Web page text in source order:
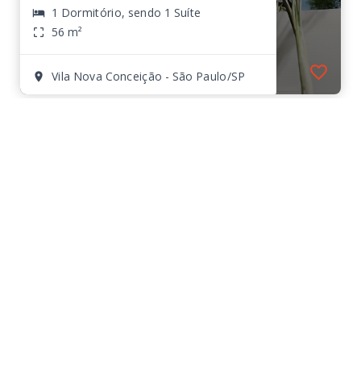
1 Dormitório, sendo 1 Suíte
56 m²
Vila Nova Conceição - São Paulo/SP